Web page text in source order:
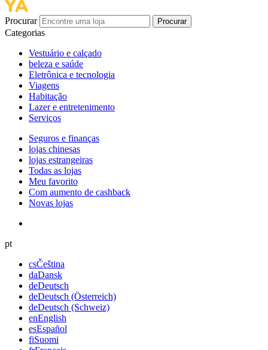
Procurar Procurar
Categorias
Vestuário e calçado
beleza e saúde
Eletrônica e tecnologia
Viagens
Habitação
Lazer e entretenimento
Serviços
Seguros e finanças
lojas chinesas
lojas estrangeiras
Todas as lojas
Meu favorito
Com aumento de cashback
Novas lojas
pt
csČeština
daDansk
deDeutsch
deDeutsch (Österreich)
deDeutsch (Schweiz)
enEnglish
esEspañol
fiSuomi